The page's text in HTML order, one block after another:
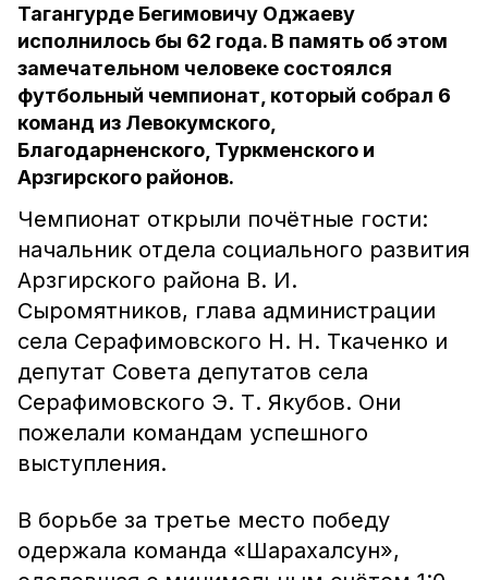
Тагангурде Бегимовичу Оджаеву
исполнилось бы 62 года. В память об этом
замечательном человеке состоялся
футбольный чемпионат, который собрал 6
команд из Левокумского,
Благодарненского, Туркменского и
Арзгирского районов.
Чемпионат открыли почётные гости:
начальник отдела социального развития
Арзгирского района В. И.
Сыромятников, глава администрации
села Серафимовского Н. Н. Ткаченко и
депутат Совета депутатов села
Серафимовского Э. Т. Якубов. Они
пожелали командам успешного
выступления.
В борьбе за третье место победу
одержала команда «Шарахалсун»,